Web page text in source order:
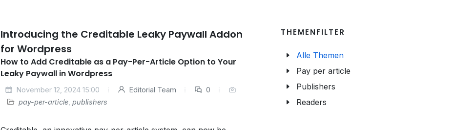
Introducing the Creditable Leaky Paywall Addon
for Wordpress
How to Add Creditable as a Pay-Per-Article Option to Your
Leaky Paywall in Wordpress
November 12, 2024 15:00 Editorial Team
0
pay-per-article, publishers
THEMENFILTER
Alle Themen
Pay per article
Publishers
Readers